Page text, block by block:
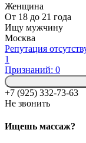
Женщина
От 18 до 21 года
Ищу мужчину
Москва
Репутация
1
Признаний: 0
+7 (925) 332-73-63
Не звонить
Ищешь массаж?